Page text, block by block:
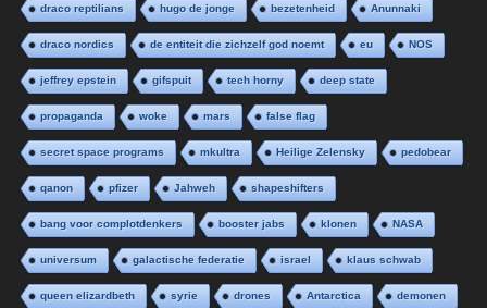
draco reptilians hugo de jonge bezetenheid Anunnaki
draco nordics de entiteit die zichzelf god noemt eu NOS
jeffrey epstein gifspuit tech horny deep state
propaganda woke mars false flag
secret space programs mkultra Heilige Zelensky pedobear
qanon pfizer Jahweh shapeshifters
bang voor complotdenkers booster jabs klonen NASA
universum galactische federatie israel klaus schwab
queen elizardbeth syrie drones Antarctica demonen